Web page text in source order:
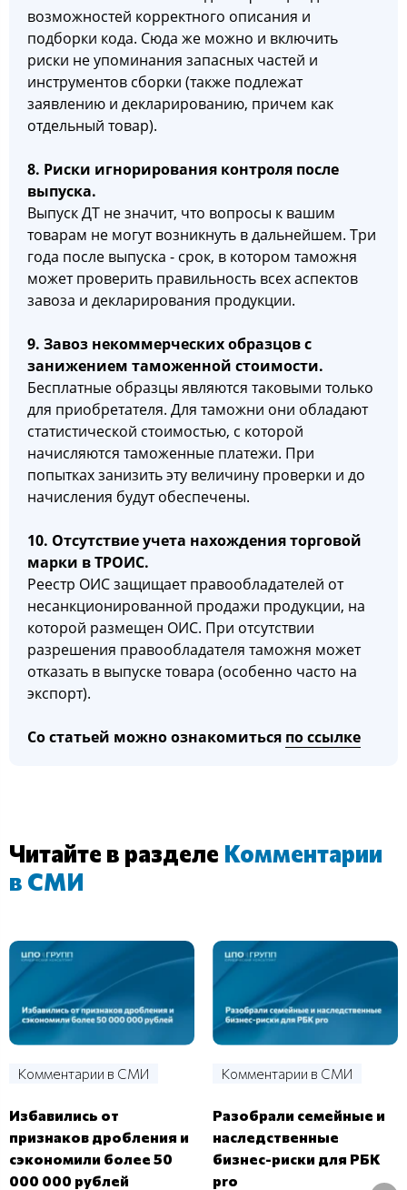
возможностей корректного описания и
подборки кода. Сюда же можно и включить
риски не упоминания запасных частей и
инструментов сборки (также подлежат
заявлению и декларированию, причем как
отдельный товар).
8. Риски игнорирования контроля после
выпуска.
Выпуск ДТ не значит, что вопросы к вашим
товарам не могут возникнуть в дальнейшем. Три
года после выпуска - срок, в котором таможня
может проверить правильность всех аспектов
завоза и декларирования продукции.
9. Завоз некоммерческих образцов с
занижением таможенной стоимости.
Бесплатные образцы являются таковыми только
для приобретателя. Для таможни они обладают
статистической стоимостью, с которой
начисляются таможенные платежи. При
попытках занизить эту величину проверки и до
начисления будут обеспечены.
10. Отсутствие учета нахождения торговой
марки в ТРОИС.
Реестр ОИС защищает правообладателей от
несанкционированной продажи продукции, на
которой размещен ОИС. При отсутствии
разрешения правообладателя таможня может
отказать в выпуске товара (особенно часто на
экспорт).
Со статьей можно ознакомиться по ссылке
Читайте в разделе Комментарии
в СМИ
Комментарии в СМИ
Избавились от
признаков дробления и
сэкономили более 50
000 000 рублей
Комментарии в СМИ
Разобрали семейные и
наследственные
бизнес-риски для РБК
pro